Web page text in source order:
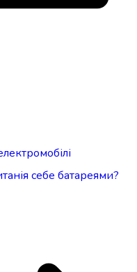
себе батареями?